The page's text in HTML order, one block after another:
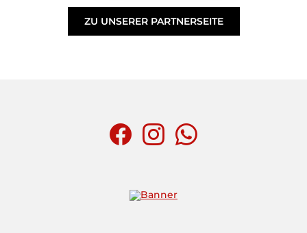
ZU UNSERER PARTNERSEITE